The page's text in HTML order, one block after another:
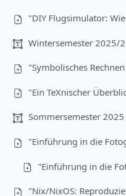
Sommersemester 2025